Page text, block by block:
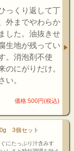
っくり返して丁
外までやわらか
した。油抜きせ
生地が残ってい
。消泡剤不使
のにがりだけ。
い。
価格:500円(税込)
3個セット
にたっぷり汁含みす